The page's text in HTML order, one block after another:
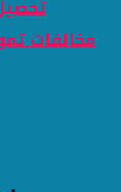
مخالفات